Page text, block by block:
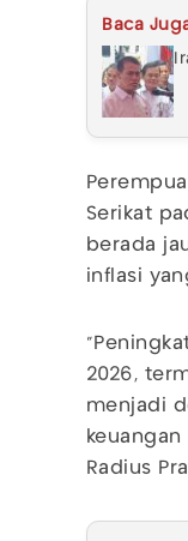
Baca
Serikat
berada
inflasi
2026,
menjadi
Radius